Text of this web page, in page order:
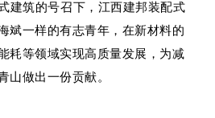
建筑的号召下 ， 江西建邦装配式
斌一样的有志青年，在新材料的
耗等领域实现高质量发展，为减
山做出一份贡献。